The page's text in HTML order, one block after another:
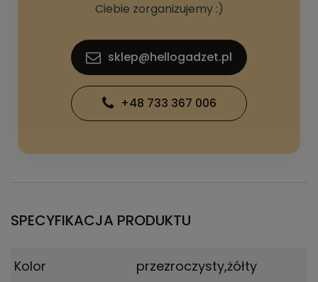
Ciebie zorganizujemy :)
sklep@hellogadzet.pl
+48 733 367 006
SPECYFIKACJA PRODUKTU
Kolor przezroczysty,żółty